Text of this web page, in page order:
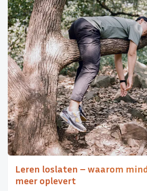
Leren loslaten – waarom
meer oplevert